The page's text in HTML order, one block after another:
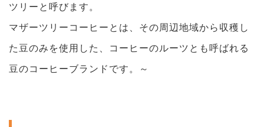
ツリーと呼びます。
マザーツリーコーヒーとは、その周辺地域から収穫し
た豆のみを使用した、コーヒーのルーツとも呼ばれる
豆のコーヒーブランドです。～